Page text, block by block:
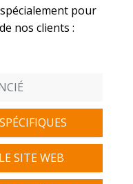
pour
nos clients :
SITE WEB